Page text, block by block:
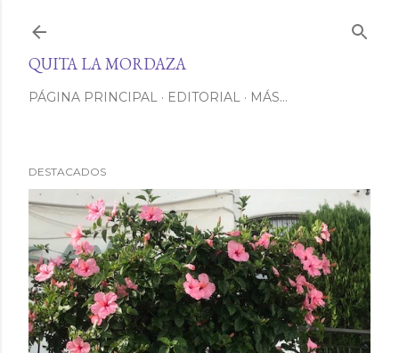
QUITA LA MORDAZA
PÁGINA PRINCIPAL EDITORIAL MÁS…
DESTACADOS